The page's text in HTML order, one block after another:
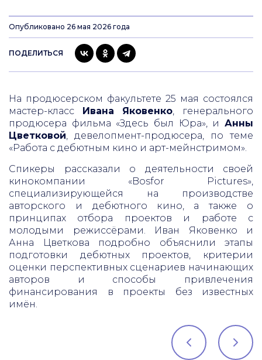
Опубликовано 26 мая 2026 года
ПОДЕЛИТЬСЯ
На продюсерском факультете 25 мая состоялся
мастер-класс Ивана Яковенко, генерального
продюсера фильма «Здесь был Юра», и Анны
Цветковой, девелопмент-продюсера, по теме
«Работа с дебютным кино и арт-мейнстримом».
Спикеры рассказали о деятельности своей
кинокомпании «Bosfor Pictures»,
специализирующейся на производстве
авторского и дебютного кино, а также о
принципах отбора проектов и работе с
молодыми режиссёрами. Иван Яковенко и
Анна Цветкова подробно объяснили этапы
подготовки дебютных проектов, критерии
оценки перспективных сценариев начинающих
авторов и способы привлечения
финансирования в проекты без известных
имён.